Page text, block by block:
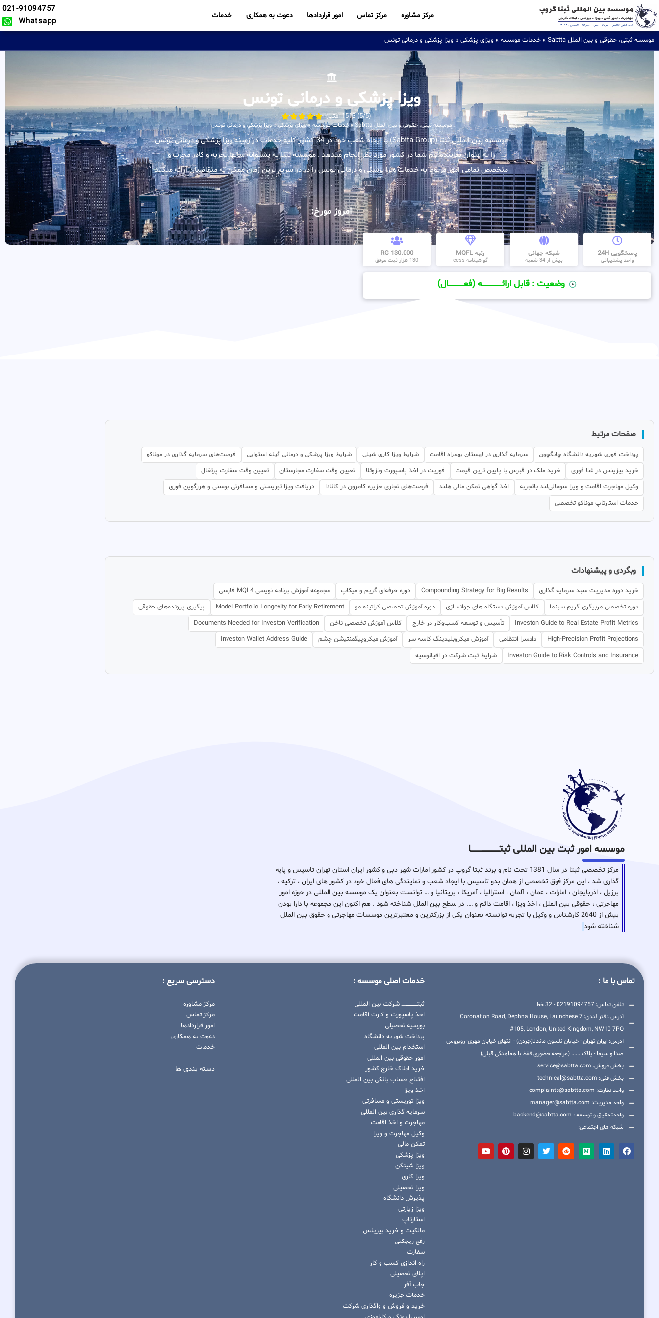
مرکز مشاوره مرکز تماس امور قراردادها دعوت به همکاری خدمات
021-91094757
Whatsapp
موسسه ثبتی، حقوقی و بین الملل Sabtta » خدمات موسسه » ویزای پزشکی » ویزا پزشکی و درمانی تونس
ویزا پزشکی و درمانی تونس
(5/5) 1513 امتیاز
موسسه ثبتی، حقوقی و بین الملل Sabtta »خدمات موسسه»ویزای پزشکی»ویزا پزشکی و درمانی تونس
موسسه بین المللی ثبتا (Sabtta Group) با ایجاد شعب خود در 34 کشور کلیه خدمات در زمینه ویزا پزشکی و درمانی تونس
را به عنوان نماینده تام شما در کشور مورد نظر انجام میدهد . موسسه ثبتا به پشتوانه سالها تجربه و کادر مجرب و
متخصص تمامی امور مربوط به خدمات ویزا پزشکی و درمانی تونس را در در سریع ترین زمان ممکن به متقاضیان ارائه میکند
.
امروز مورخ:
پاسخگویی 24H
واحد پشتیبانی
شبکه جهانی
بیش از 34 شعبه
رتبه MQFL
گواهینامه cess
130.000 RG
130 هزار ثبت موفق
وضعیت : قابل ارائــــــــــــــــــــه (فعـــــــــــــــال)
صفحات مرتبط
پرداخت فوری شهریه دانشگاه چانگچون سرمایه گذاری در لهستان بهمراه اقامت شرایط ویزا کاری شیلی شرایط ویزا پزشکی و درمانی گینه استوایی
فرصت‌های سرمایه گذاری در موناکو
خرید بیزینس در غنا فوری
خرید ملک در قبرس با پایین ترین قیمت فوریت در اخذ پاسپورت ونزوئلا تعیین وقت سفارت مجارستان
تعیین وقت سفارت پرتغال
وکیل مهاجرت اقامت و ویزا سومالی‌لند باتجربه
اخذ گواهی تمکن مالی هلند فرصت‌های تجاری جزیره کامرون در کانادا
دریافت ویزا توریستی و مسافرتی بوسنی و هرزگوین فوری
خدمات استارتاپ موناکو تخصصی
وبگردی و پیشنهادات
خرید دوره مدیریت سبد سرمایه گذاری Compounding Strategy for Big Results دوره حرفه‌ای گریم و میکاپ
مجموعه آموزش برنامه نویسی MQL4 فارسی
دوره تخصصی مربیگری گریم سینما
کلاس آموزش دستگاه های جوانسازی دوره آموزش تخصصی کراتینه مو Model Portfolio Longevity for Early Retirement
پیگیری پرونده‌های حقوقی
Investon Guide to Real Estate Profit Metrics
تأسیس و توسعه کسب‌وکار در خارج کلاس آموزش تخصصی ناخن
Documents Needed for Investon Verification
High-Precision Profit Projections
دادسرا انتظامی آموزش میکروبلیدینگ کاسه سر آموزش میکروپیگمنتیشن چشم
Investon Wallet Address Guide
Investon Guide to Risk Controls and Insurance
شرایط ثبت شرکت در اقیانوسیه
موسسه امور ثبت بین المللی ثبتـــــــــــــــــــــــــــــا
مرکز تخصصی ثبتا در سال 1381 تحت نام و برند ثبتا گروپ در کشور امارات شهر دبی و کشور ایران استان تهران تاسیس و پایه
گذاری شد ، این مرکز فوق تخصصی از همان بدو تاسیس با ایجاد شعب و نمایندگی های فعال خود در کشور های ایران ، ترکیه ،
برزیل ، اذربایجان ، امارات ، عمان ، آلمان ، استرالیا ، آمریکا ، بریتانیا و … توانست بعنوان یک موسسه بین المللی در حوزه امور
مهاجرتی ، حقوقی بین الملل ، اخذ ویزا ، اقامت دائم و …. در سطح بین الملل شناخته شود . هم اکنون این مجموعه با دارا بودن
بیش از 2640 کارشناس و وکیل با تجربه توانسته بعنوان یکی از بزرگترین و معتبرترین موسسات مهاجرتی و حقوق بین الملل
شناخته شود.
تماس با ما :
تلفن تماس: 02191094757 - 32 خط
آدرس دفتر لندن: 7 Coronation Road, Dephna House, Launchese
#105, London, United Kingdom, NW10 7PQ
آدرس: ایران-تهران - خیابان نلسون ماندلا(جردن) - انتهای خیابان مهری- روبروس
صدا و سیما - پلاک ...... (مراجعه حضوری فقط با هماهنگی قبلی)
بخش فروش: service@sabtta.com
بخش فنی: technical@sabtta.com
واحد نظارت: complaints@sabtta.com
واحد مدیریت: manager@sabtta.com
واحدتحقیق و توسعه : backend@sabtta.com
شبکه های اجتماعی:
خدمات اصلی موسسه :
ثبتــــــــــــــــ شرکت بین المللی
اخذ پاسپورت و کارت اقامت
بورسیه تحصیلی
پرداخت شهریه دانشگاه
استخدام بین المللی
امور حقوقی بین المللی
خرید املاک خارج کشور
افتتاح حساب بانکی بین المللی
اخذ ویزا
ویزا توریستی و مسافرتی
سرمایه گذاری بین المللی
مهاجرت و اخذ اقامت
وکیل مهاجرت و ویزا
تمکن مالی
ویزا پزشکی
ویزا شینگن
ویزا کاری
ویزا تحصیلی
پذیرش دانشگاه
ویزا زیارتی
استارتاپ
مالکیت و خرید بیزینس
رفع ریجکتی
سفارت
راه اندازی کسب و کار
اپلای تحصیلی
جاب آفر
خدمات جزیره
خرید و فروش و واگذاری شرکت
دسترسی سریع :
مرکز مشاوره
مرکز تماس
امور قراردادها
دعوت به همکاری
خدمات
دسته بندی ها